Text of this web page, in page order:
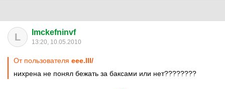
L lmckefninvf
13:20, 10.05.2010
От пользователя еее.lll/
нихрена не понял бежать за баксами или нет????????